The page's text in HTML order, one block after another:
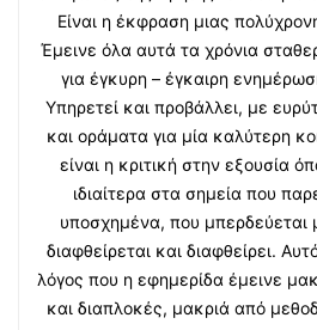
Είναι η έκφραση μιας
Έμεινε όλα αυτά τα χρόνια
για έγκυρη – έγκαιρη
Υπηρετεί και προβάλλει, με
και οράματα για μία καλύτερη
είναι η κριτική στην εξουσία
ιδιαίτερα στα σημεία που
υποσχημένα, που μπερδεύεται
διαφθείρεται και διαφθείρει.
λόγος που η εφημερίδα έμεινε
και διαπλοκές, μακριά από